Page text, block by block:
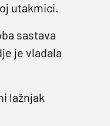
utakmici.
sastava
je vladala
lažnjak